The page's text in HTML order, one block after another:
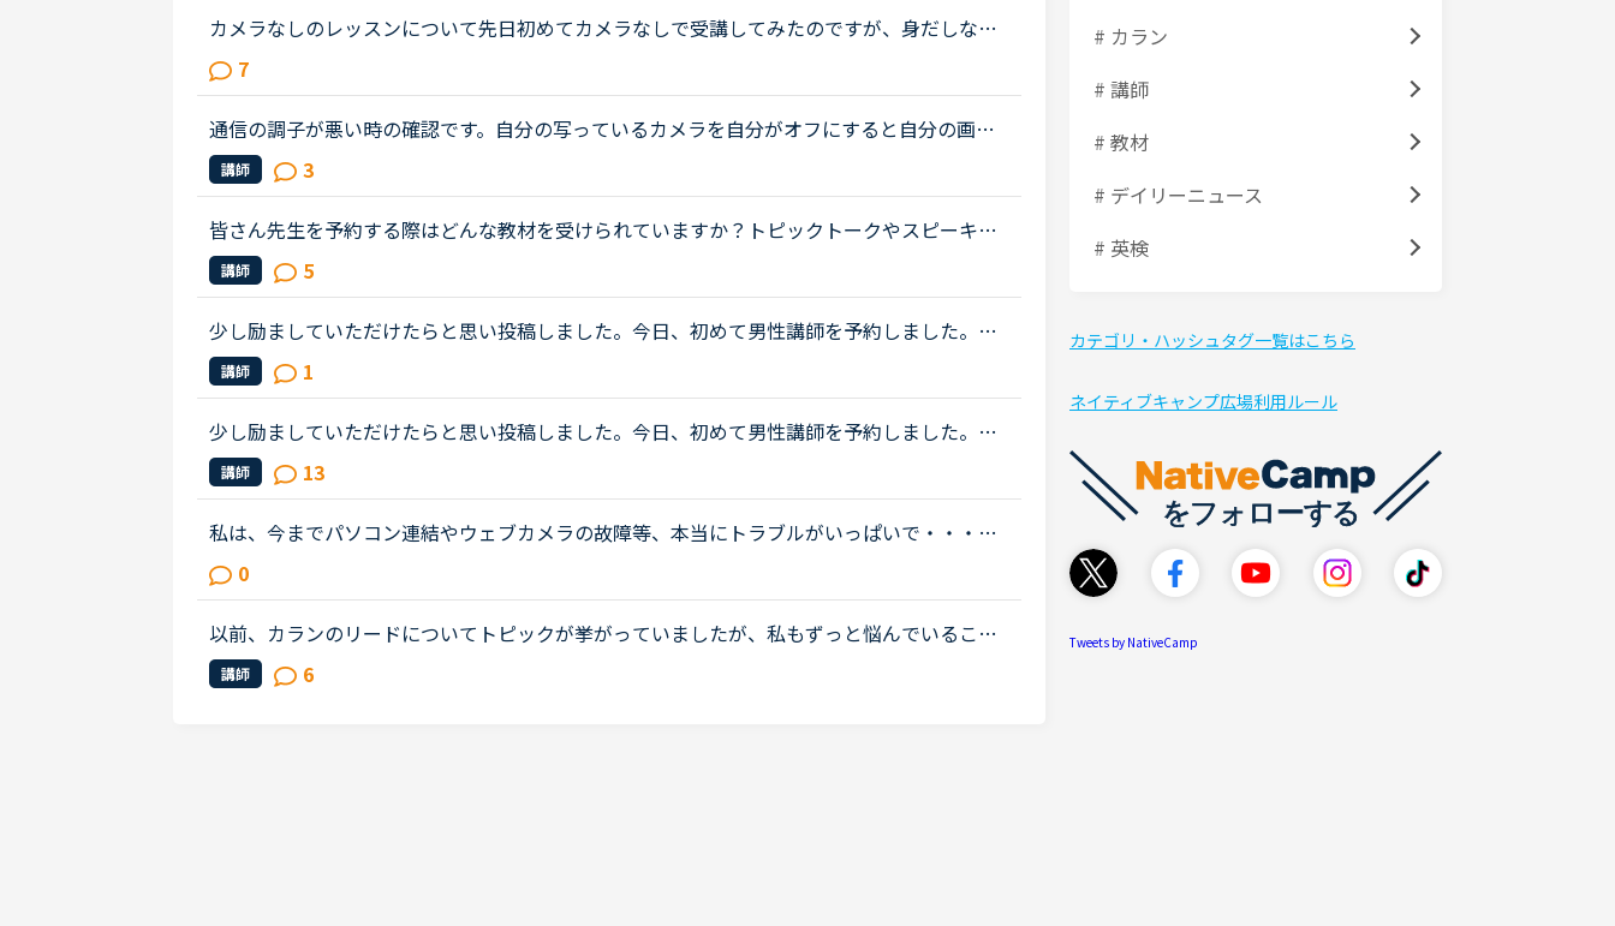
カメラなしのレッスンについて先日初めてカメラなしで受講してみたのですが、身だしなみ
に気を使わなくて良いし、好きな体勢でリラックスして受講できるし、とても受けやすかっ
たです。ですが、先生が一生懸命レ...
7
通信の調子が悪い時の確認です。自分の写っているカメラを自分がオフにすると自分の画面
から自分が消えますが、講師の画面の自分は消えるのですか？講師の写っているカメラを自
分がオフにすると自分は講師を見れ...
講師 3
皆さん先生を予約する際はどんな教材を受けられていますか？トピックトークやスピーキン
グ、5分間ディスカッションなど実践的なレッスンを受ける際に予約されている方が多いので
しょうか。私はスピーキングを受け...
講師 5
少し励ましていただけたらと思い投稿しました。今日、初めて男性講師を予約しました。し
かし、なぜ同性の講師を選ばなかったんだと不快な思いをさせてしまうのではないかと心配
です。そもそも、英語以前に人と話...
講師 1
少し励ましていただけたらと思い投稿しました。今日、初めて男性講師を予約しました。し
かし、なぜ同性の講師を選ばなかったんだと不快な思いをさせてしまうのではないかと心配
です。そもそも、英語以前に人と話...
講師 13
私は、今までパソコン連結やウェブカメラの故障等、本当にトラブルがいっぱいで・・・で
も、ネイティブキャンプの方々から、たった一度も気分の悪い対応を受けたことがありませ
ん。買ったばかりのウェブカメラ故...
0
以前、カランのリードについてトピックが挙がっていましたが、私もずっと悩んでいること
があり、ご相談させてください。お気に入りのカラン講師なのですが、リードが区切り型な
ので、テンポが合わないなあと感じ...
講師 6
# カラン
# 講師
# 教材
# デイリーニュース
# 英検
カテゴリ・ハッシュタグ一覧はこちら
ネイティブキャンプ広場利用ルール
Tweets by NativeCamp